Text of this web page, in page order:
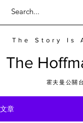
​The
The Story Is
霍夫曼公關
文章